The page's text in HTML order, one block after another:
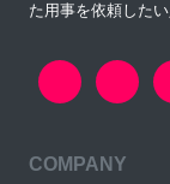
た用事を依頼した
COMPANY